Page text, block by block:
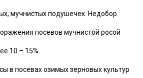
мучнистых подушечек. Недобор
посевов мучнистой росой
10 – 15%.
в посевах озимых зерновых культур